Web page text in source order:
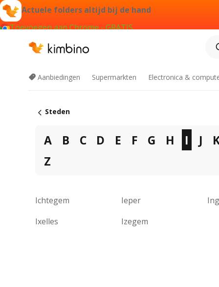
Actuele folders altijd bij de hand
Toevoegen aan Chrome - GRATIS
Aanbiedingen Supermarkten Electronica &
Steden
A B C D E F G H I J
Z
Ichtegem Ieper
Ixelles
Izegem